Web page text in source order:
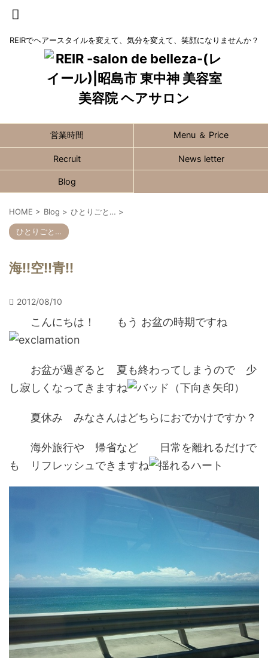
REIRでヘアースタイルを変えて、気分を変えて、笑顔になりませんか？
営業時間 Menu ＆ Price
Recruit News letter
Blog
HOME > Blog > ひとりごと… >
ひとりごと…
海!!空!!青!!
2012/08/10
こんにちは！ もう お盆の時期ですね
お盆が過ぎると 夏も終わってしまうので 少
し寂しくなってきますね
夏休み みなさんはどちらにおでかけですか？
海外旅行や 帰省など 日常を離れるだけで
も リフレッシュできますね